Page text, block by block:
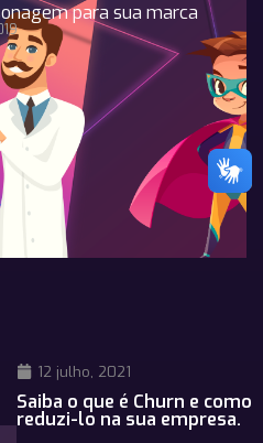
para sua marca
12 julho, 2021
Saiba o que é Churn e como
reduzi-lo na sua empresa.